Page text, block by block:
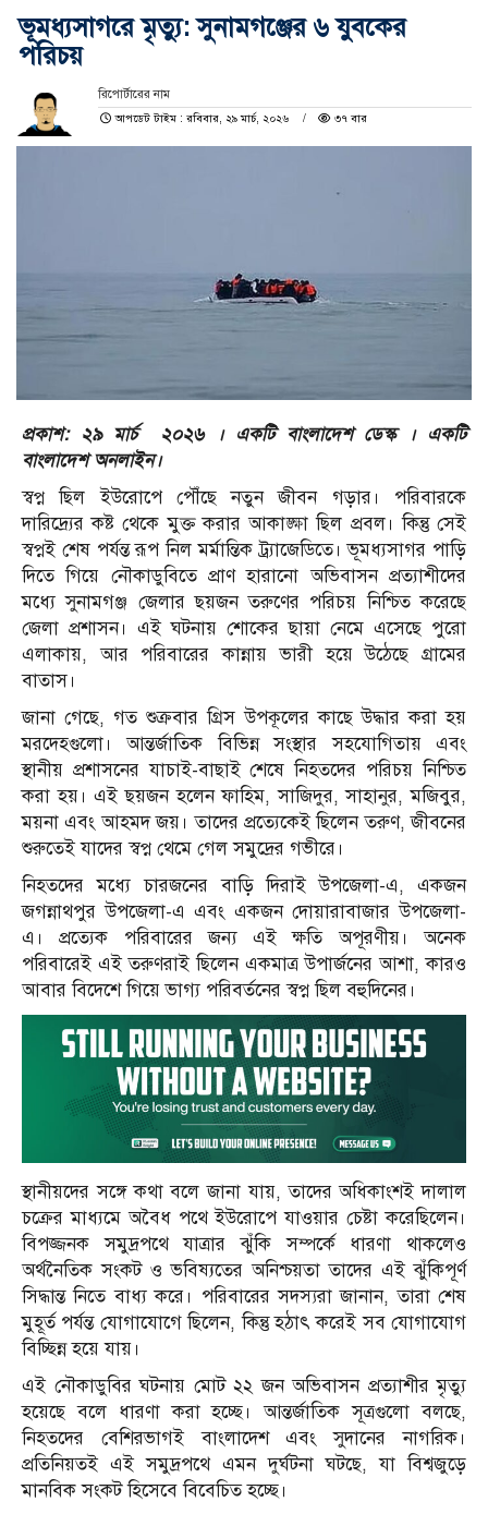
ভূমধ্যসাগরে মৃত্যু: সুনামগঞ্জের ৬ যুবকের
পরিচয়
রিপোর্টারের নাম
আপডেট টাইম : রবিবার, ২৯ মার্চ, ২০২৬
৩৭ বার
প্রকাশ: ২৯ মার্চ ২০২৬ । একটি বাংলাদেশ ডেস্ক । একটি
বাংলাদেশ অনলাইন।
স্বপ্ন ছিল ইউরোপে পৌঁছে নতুন জীবন গড়ার। পরিবারকে
দারিদ্র্যের কষ্ট থেকে মুক্ত করার আকাঙ্ক্ষা ছিল প্রবল। কিন্তু সেই
স্বপ্নই শেষ পর্যন্ত রূপ নিল মর্মান্তিক ট্র্যাজেডিতে।ভূমধ্যসাগর পাড়ি
দিতে গিয়ে নৌকাডুবিতে প্রাণ হারানো অভিবাসন প্রত্যাশীদের
মধ্যে সুনামগঞ্জ জেলার ছয়জন তরুণের পরিচয় নিশ্চিত করেছে
জেলা প্রশাসন। এই ঘটনায় শোকের ছায়া নেমে এসেছে পুরো
এলাকায়, আর পরিবারের কান্নায় ভারী হয়ে উঠেছে গ্রামের
বাতাস।
জানা গেছে, গত শুক্রবার গ্রিস উপকূলের কাছে উদ্ধার করা হয়
মরদেহগুলো। আন্তর্জাতিক বিভিন্ন সংস্থার সহযোগিতায় এবং
স্থানীয় প্রশাসনের যাচাই-বাছাই শেষে নিহতদের পরিচয় নিশ্চিত
করা হয়। এই ছয়জন হলেন ফাহিম, সাজিদুর, সাহানুর, মজিবুর,
ময়না এবং আহমদ জয়। তাদের প্রত্যেকেই ছিলেন তরুণ, জীবনের
শুরুতেই যাদের স্বপ্ন থেমে গেল সমুদ্রের গভীরে।
নিহতদের মধ্যে চারজনের বাড়িদিরাই উপজেলা-এ, একজন
জগন্নাথপুর উপজেলা-এ এবং একজনদোয়ারাবাজার উপজেলা-
এ। প্রত্যেক পরিবারের জন্য এই ক্ষতি অপূরণীয়। অনেক
পরিবারেই এই তরুণরাই ছিলেন একমাত্র উপার্জনের আশা, কারও
আবার বিদেশে গিয়ে ভাগ্য পরিবর্তনের স্বপ্ন ছিল বহুদিনের।
স্থানীয়দের সঙ্গে কথা বলে জানা যায়, তাদের অধিকাংশই দালাল
চক্রের মাধ্যমে অবৈধ পথে ইউরোপে যাওয়ার চেষ্টা করেছিলেন।
বিপজ্জনক সমুদ্রপথে যাত্রার ঝুঁকি সম্পর্কে ধারণা থাকলেও
অর্থনৈতিক সংকট ও ভবিষ্যতের অনিশ্চয়তা তাদের এই ঝুঁকিপূর্ণ
সিদ্ধান্ত নিতে বাধ্য করে। পরিবারের সদস্যরা জানান, তারা শেষ
মুহূর্ত পর্যন্ত যোগাযোগে ছিলেন, কিন্তু হঠাৎ করেই সব যোগাযোগ
বিচ্ছিন্ন হয়ে যায়।
এই নৌকাডুবির ঘটনায় মোট ২২ জন অভিবাসন প্রত্যাশীর মৃত্যু
হয়েছে বলে ধারণা করা হচ্ছে। আন্তর্জাতিক সূত্রগুলো বলছে,
নিহতদের বেশিরভাগই বাংলাদেশ এবং সুদানের নাগরিক।
প্রতিনিয়তই এই সমুদ্রপথে এমন দুর্ঘটনা ঘটছে, যা বিশ্বজুড়ে
মানবিক সংকট হিসেবে বিবেচিত হচ্ছে।